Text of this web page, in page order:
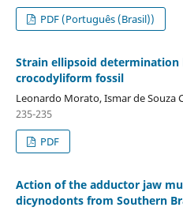
PDF (Português (Brasil))
Strain ellipsoid determination
crocodyliform fossil
Leonardo Morato, Ismar de Souza
235-235
PDF
Action of the adductor jaw
dicynodonts from Southern